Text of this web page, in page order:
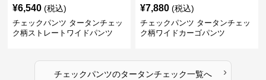
¥6,540 (税込)
チェックパンツ タータンチェッ
ク柄ストレートワイドパンツ
¥7,880 (税込)
チェックパンツ タータンチェッ
ク柄ワイドカーゴパンツ
チェックパンツのタータンチェック一覧へ ›